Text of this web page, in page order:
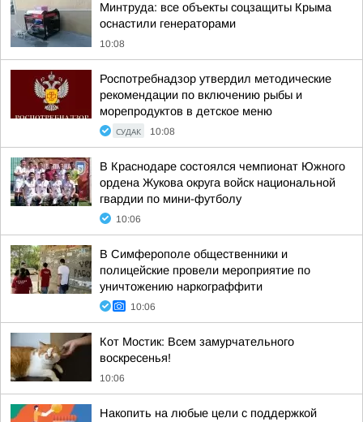
Минтруда: все объекты соцзащиты Крыма
оснастили генераторами
10:08
Роспотребнадзор утвердил методические
рекомендации по включению рыбы и
морепродуктов в детское меню
СУДАК 10:08
В Краснодаре состоялся чемпионат Южного
ордена Жукова округа войск национальной
гвардии по мини-футболу
10:06
В Симферополе общественники и
полицейские провели мероприятие по
уничтожению наркограффити
10:06
Кот Мостик: Всем замурчательного
воскресенья!
10:06
Накопить на любые цели с поддержкой